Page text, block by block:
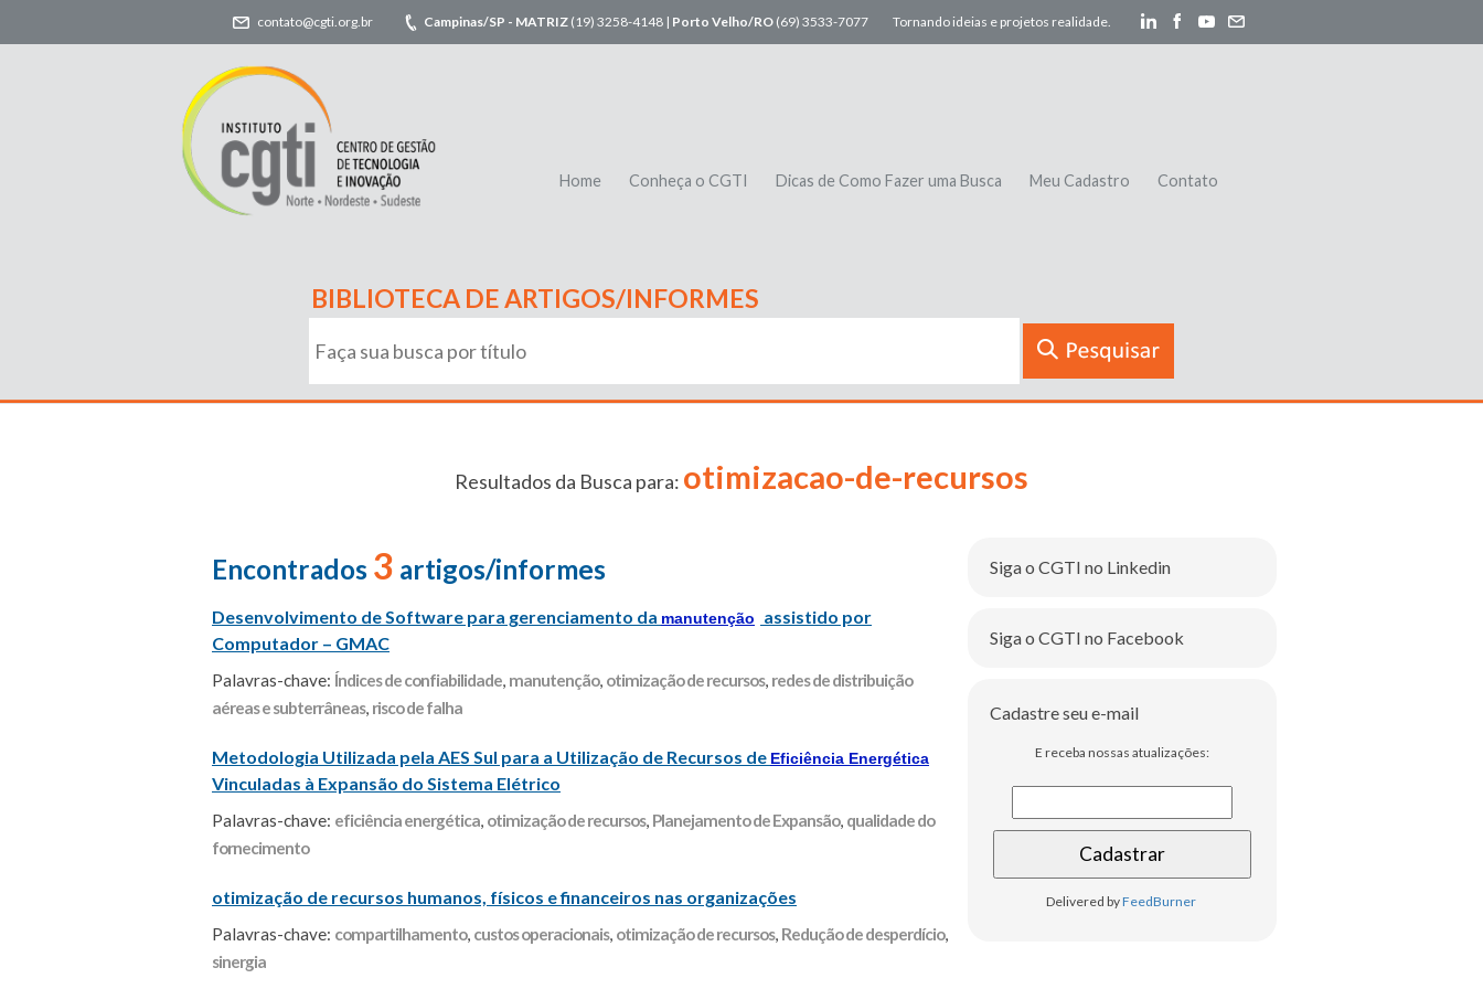
contato@cgti.org.br Campinas/SP - MATRIZ (19) 3258-4148 | Porto Velho/RO (69) 3533-7077 Tornando ideias e projetos realidade.
Home Conheça o CGTI Dicas de Como Fazer uma Busca Meu Cadastro Contato
BIBLIOTECA DE ARTIGOS/INFORMES
Resultados da Busca para: otimizacao-de-recursos
Encontrados 3 artigos/informes
Desenvolvimento de Software para gerenciamento da manutenção
assistido por
Computador – GMAC
Palavras-chave: Índices de confiabilidade, manutenção, otimização de recursos, redes de distribuição
aéreas e subterrâneas, risco de falha
Metodologia Utilizada pela AES Sul para a Utilização de Recursos de Eficiência Energética
Vinculadas à Expansão do Sistema Elétrico
Palavras-chave: eficiência energética, otimização de recursos, Planejamento de Expansão, qualidade do
fornecimento
otimização de recursos humanos, físicos e financeiros nas organizações
Palavras-chave: compartilhamento, custos operacionais, otimização de recursos, Redução de desperdício,
sinergia
Siga o CGTI no Linkedin
Siga o CGTI no Facebook
Cadastre seu e-mail
E receba nossas atualizações:
Delivered byFeedBurner